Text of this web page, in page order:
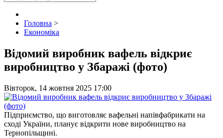
Головна >
Економіка
Відомий виробник вафель відкриє
виробництво у Збаражі (фото)
Вівторок, 14 жовтня 2025 17:00
Підприємство, що виготовляє вафельні напівфабрикати на
сході України, планує відкрити нове виробництво на
Тернопільщині.